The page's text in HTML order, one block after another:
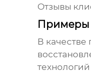
Отзывы
Примеры
В